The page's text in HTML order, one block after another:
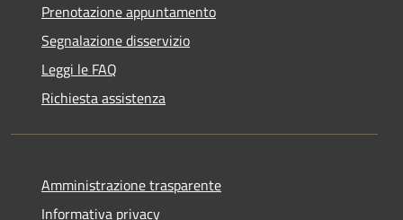
Prenotazione appuntamento
Segnalazione disservizio
Leggi le FAQ
Richiesta assistenza
Amministrazione trasparente
Informativa privacy